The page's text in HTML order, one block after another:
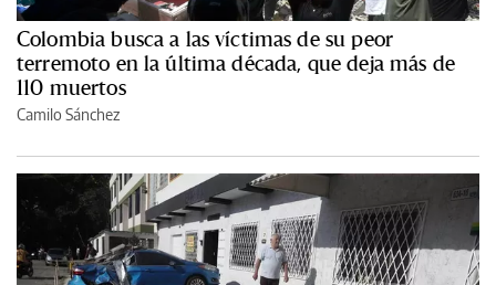
Colombia busca a las víctimas de su peor
terremoto en la última década, que deja más de
110 muertos
Camilo Sánchez